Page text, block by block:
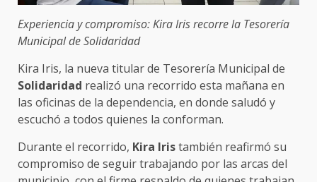
Experiencia y compromiso: Kira Iris recorre la Tesorería
Municipal de Solidaridad
Kira Iris, la nueva titular de Tesorería Municipal de
Solidaridad realizó una recorrido esta mañana en
las oficinas de la dependencia, en donde saludó y
escuchó a todos quienes la conforman.
Durante el recorrido, Kira Iristambién reafirmó su
compromiso de seguir trabajando por las arcas del